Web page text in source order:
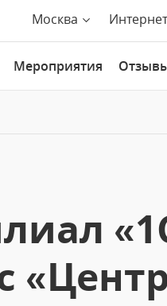
Москва
Мероприятия